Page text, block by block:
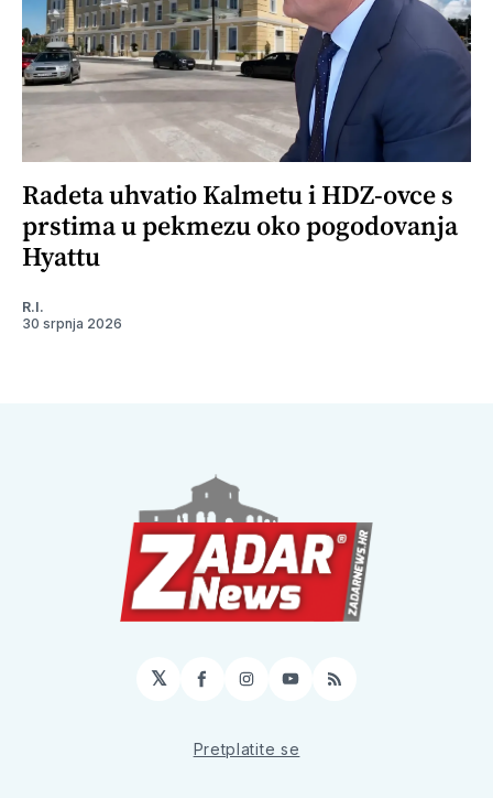
Radeta uhvatio Kalmetu i HDZ-ovce s
prstima u pekmezu oko pogodovanja
Hyattu
R.I.
30 srpnja 2026
𝕏 Facebook
Instagram
YouTube
RSS
Pretplatite se